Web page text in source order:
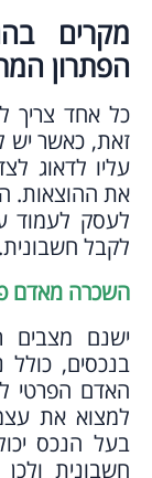
מקרים
הפתרון
כל אחד צריך
זאת, כאשר יש
עליו לדאוג
את ההוצאות.
לעסק לעמוד
לקבל
השכרה מאדם
ישנם מצבים
בנכסים, כולל
האדם הפרטי
למצוא את
בעל הנכס
חשבונית